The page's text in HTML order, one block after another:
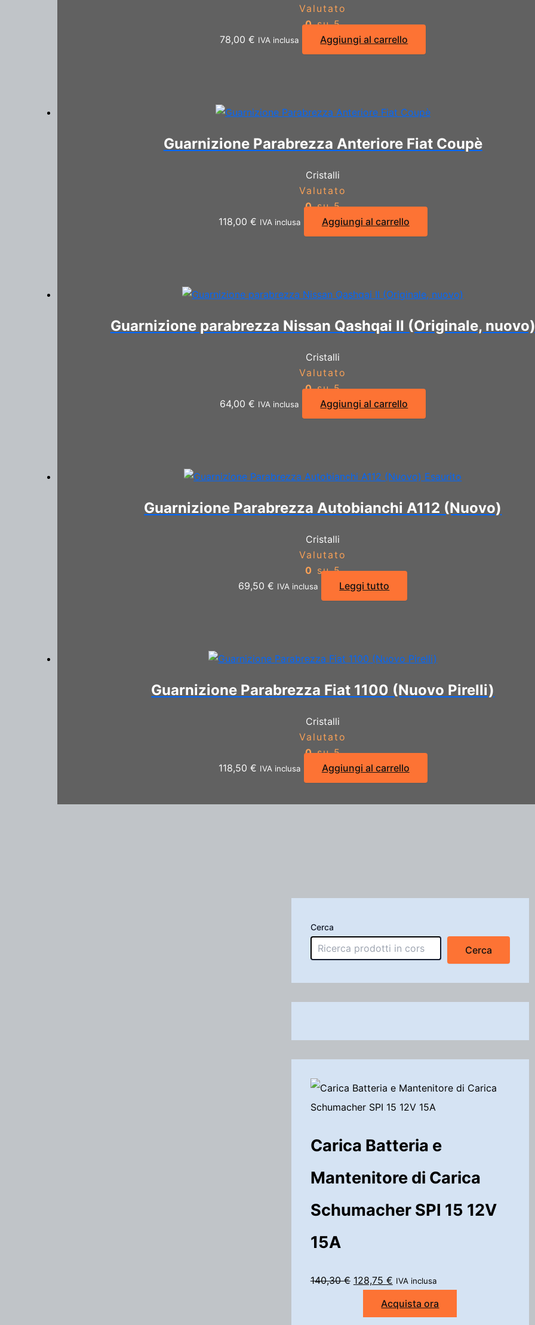
Valutato
0su 5
78,00€ IVA inclusa Aggiungi al carrello
Guarnizione Parabrezza Anteriore Fiat Coupè
Cristalli
Valutato
0su 5
118,00 € IVA inclusa Aggiungi al carrello
Guarnizione parabrezza Nissan Qashqai II (Originale, nuovo)
Cristalli
Valutato
0su 5
64,00€ IVA inclusa Aggiungi al carrello
Esaurito
Guarnizione Parabrezza Autobianchi A112 (Nuovo)
Cristalli
Valutato
0 su 5
69,50€ IVA inclusa Leggi tutto
Guarnizione Parabrezza Fiat 1100 (Nuovo Pirelli)
Cristalli
Valutato
0su 5
118,50 € IVA inclusa Aggiungi al carrello
Cerca
Cerca
Carica Batteria e
Mantenitore di Carica
Schumacher SPI 15 12V
15A
140,30€ I128,75 €I
l
p
IVA inclusa
Acquista ora